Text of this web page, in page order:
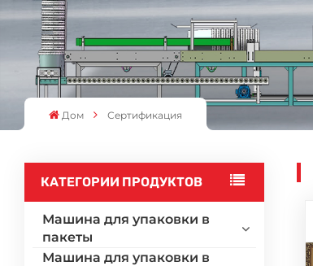
Дом Сертификация
КАТЕГОРИИ ПРОДУКТОВ
Машина для упаковки в
пакеты
Машина для упаковки в